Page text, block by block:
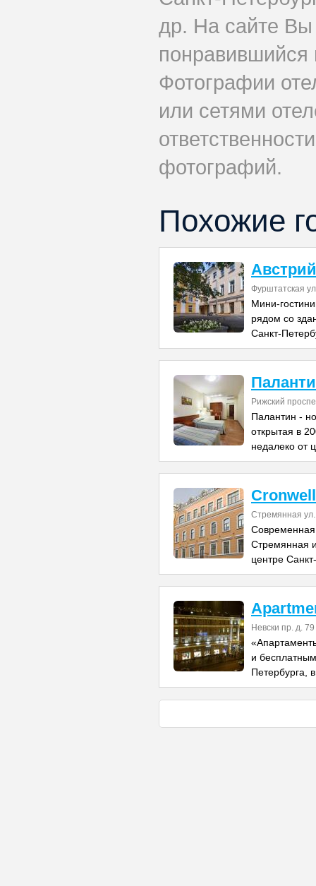
др. На сайте Вы
понравившийся
Фотографии
или сетями
фотографий.
Похожие
Фурштатская
Мини-
рядом со
Санкт-
Рижский
Палантин -
открытая в
недалеко от
Стремянная
Стремянная
центре
Невски пр. д. 79
и
Петербурга,